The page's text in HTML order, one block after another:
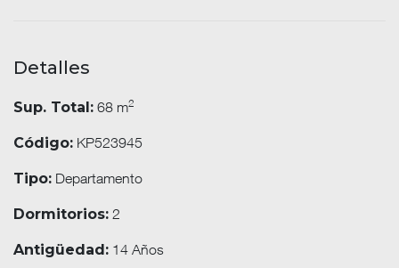
Detalles
Sup. Total: 68 m2
Código: KP523945
Tipo: Departamento
Dormitorios: 2
Antigüedad: 14 Años